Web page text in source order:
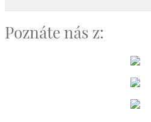
Poznáte nás z: